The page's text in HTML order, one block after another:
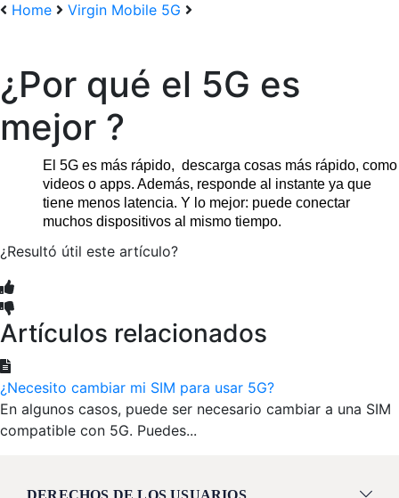
Home Virgin Mobile 5G
¿Por qué el 5G es
mejor ?
El 5G es más rápido,  descarga cosas más rápido, como
videos o apps. Además, responde al instante ya que
tiene menos latencia. Y lo mejor: puede conectar
muchos dispositivos al mismo tiempo.
¿Resultó útil este artículo?
Artículos relacionados
¿Necesito cambiar mi SIM para usar 5G?
En algunos casos, puede ser necesario cambiar a una SIM
compatible con 5G. Puedes...
DERECHOS DE LOS USUARIOS